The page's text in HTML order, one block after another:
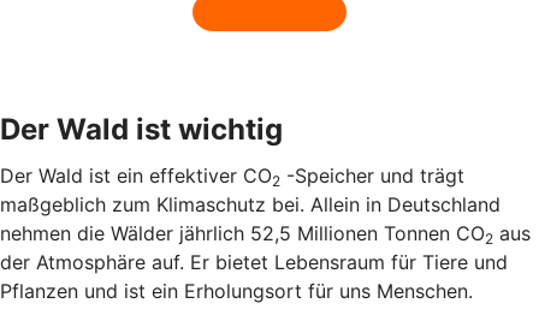
Der Wald ist wichtig
Der Wald ist ein effektiver CO2 -Speicher und trägt
maßgeblich zum Klimaschutz bei. Allein in Deutschland
nehmen die Wälder jährlich 52,5 Millionen Tonnen CO2 aus
der Atmosphäre auf. Er bietet Lebensraum für Tiere und
Pflanzen und ist ein Erholungsort für uns Menschen.